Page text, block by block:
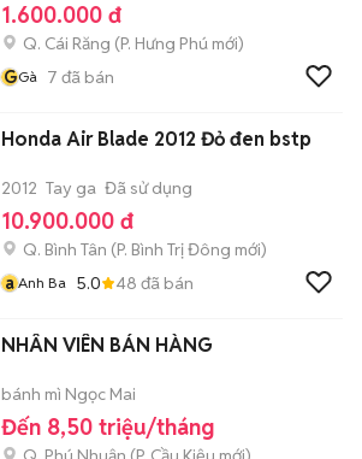
1.600.000 đ
Q. Cái Răng (P. Hưng Phú mới)
GGà 7 đã bán
Honda Air Blade 2012 Đỏ đen bstp
2012 Tay ga Đã sử dụng
10.900.000 đ
Q. Bình Tân (P. Bình Trị Đông mới)
a Anh Ba 5.0 48 đã bán
NHÂN VIÊN BÁN HÀNG
bánh mì Ngọc Mai
Đến 8,50 triệu/tháng